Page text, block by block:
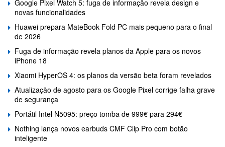
Google Pixel Watch 5: fuga de informação revela design e
novas funcionalidades
Huawei prepara MateBook Fold PC mais pequeno para o final
de 2026
Fuga de informação revela planos da Apple para os novos
iPhone 18
Xiaomi HyperOS 4: os planos da versão beta foram revelados
Atualização de agosto para os Google Pixel corrige falha grave
de segurança
Portátil Intel N5095: preço tomba de 999€ para 294€
Nothing lança novos earbuds CMF Clip Pro com botão
inteligente